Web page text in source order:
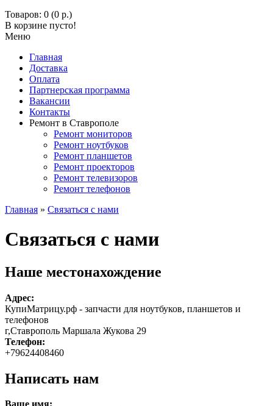
Товаров: 0 (0 р.)
В корзине пусто!
Меню
Главная
Доставка
Оплата
Партнерская программа
Вакансии
Контакты
Ремонт в Ставрополе
Ремонт мониторов
Ремонт ноутбуков
Ремонт планшетов
Ремонт проекторов
Ремонт телевизоров
Ремонт телефонов
Главная » Связаться с нами
Связаться с нами
Наше местонахождение
Адрес:
КупиМатрицу.рф - запчасти для ноутбуков, планшетов и
телефонов
г,Ставрополь Маршала Жукова 29
Телефон:
+79624408460
Написать нам